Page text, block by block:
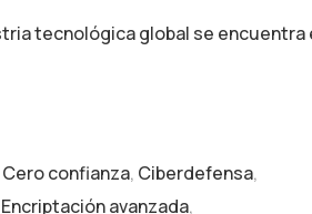
tecnológica global se encuentra
Cero confianza, Ciberdefensa,
Encriptación avanzada,